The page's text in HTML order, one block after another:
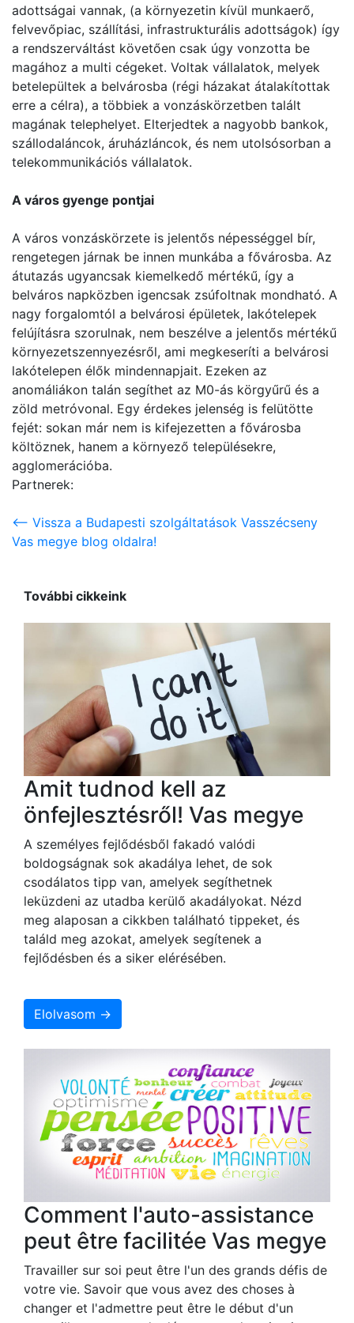
adottságai vannak, (a környezetin kívül munkaerő,
felvevőpiac, szállítási, infrastrukturális adottságok) így
a rendszerváltást követően csak úgy vonzotta be
magához a multi cégeket. Voltak vállalatok, melyek
betelepültek a belvárosba (régi házakat átalakítottak
erre a célra), a többiek a vonzáskörzetben talált
magának telephelyet. Elterjedtek a nagyobb bankok,
szállodaláncok, áruházláncok, és nem utolsósorban a
telekommunikációs vállalatok.
A város gyenge pontjai
A város vonzáskörzete is jelentős népességgel bír,
rengetegen járnak be innen munkába a fővárosba. Az
átutazás ugyancsak kiemelkedő mértékű, így a
belváros napközben igencsak zsúfoltnak mondható. A
nagy forgalomtól a belvárosi épületek, lakótelepek
felújításra szorulnak, nem beszélve a jelentős mértékű
környezetszennyezésről, ami megkeseríti a belvárosi
lakótelepen élők mindennapjait. Ezeken az
anomáliákon talán segíthet az M0-ás körgyűrű és a
zöld metróvonal. Egy érdekes jelenség is felütötte
fejét: sokan már nem is kifejezetten a fővárosba
költöznek, hanem a környező településekre,
agglomerációba.
Partnerek:
<-- Vissza a Budapesti szolgáltatások Vasszécseny
Vas megye blog oldalra!
További cikkeink
Amit tudnod kell az
önfejlesztésről! Vas megye
A személyes fejlődésből fakadó valódi
boldogságnak sok akadálya lehet, de sok
csodálatos tipp van, amelyek segíthetnek
leküzdeni az utadba kerülő akadályokat. Nézd
meg alaposan a cikkben található tippeket, és
találd meg azokat, amelyek segítenek a
fejlődésben és a siker elérésében.
Elolvasom →
Comment l'auto-assistance
peut être facilitée Vas megye
Travailler sur soi peut être l'un des grands défis de
votre vie. Savoir que vous avez des choses à
changer et l'admettre peut être le début d'un